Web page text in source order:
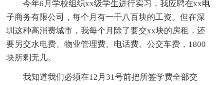
今年6月学校组织xx级学生进行实习，我应聘在xx电
子商务有限公司，每个月有一千八百块的工资。但在深
圳这种高消费城市，我每个月除了要交xx块的房租，还
要另交水电费、物业管理费、电话费、公交车费，1800
块所剩无几。
我知道我们必须在12月31号前把所签学费全部交